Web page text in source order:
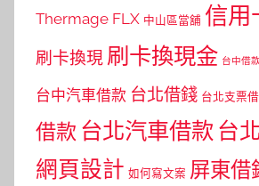
Thermage FLX 中山區當舖 信用
刷卡換現 刷卡換現金 台中借款
台中汽車借款 台北借錢 台北支票
借款 台北汽車借款 台
網頁設計 如何寫文案 屏東借